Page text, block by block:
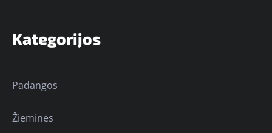
Kategorijos
Padangos
Žieminės